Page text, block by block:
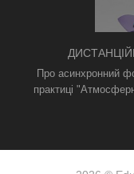
ТРИВОГАМИ ТА
ФОРМАТ
Про асинхронний
практиці